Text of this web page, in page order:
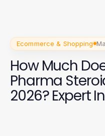
Ecommerce & Shopping
How Much
Pharma
2026? Expert